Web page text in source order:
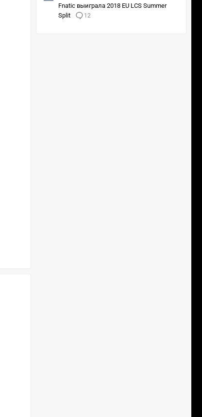
Fnatic выиграла 2018 EU LCS Summer
Split
12